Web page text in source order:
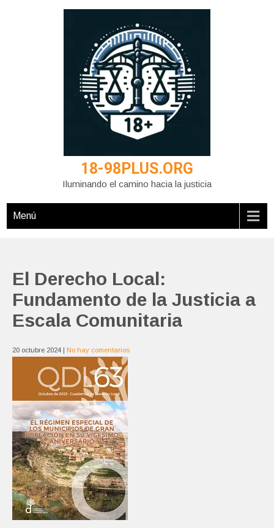
18-98PLUS.ORG
Iluminando el camino hacia la justicia
Menú
El Derecho Local:
Fundamento de la Justicia a
Escala Comunitaria
20 octubre 2024 | No hay comentarios